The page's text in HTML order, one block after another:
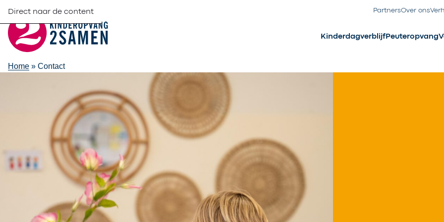
Direct naar de content PartnersOver ons
Kinderdagverblijf Peuteropvang
Home » Contact
Contact
Adres:
Alexanderveld 5
2585 DB Den Haag
070 338 55 00